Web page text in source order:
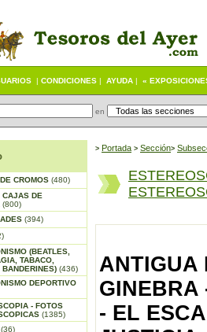
| CONDICIONES | AYUDA | «
en
CROMOS (480)
CAJAS DE
(800)
(394)
(BEATLES,
TABACO,
BANDERINES) (436)
DEPORTIVO
- FOTOS
(1385)
(36)
> Portada > Sección>
ANTIGUA
GINEBRA
- EL